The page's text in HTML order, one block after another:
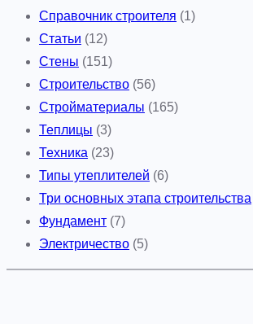
Справочник строителя (1)
Статьи (12)
Стены (151)
Строительство (56)
Стройматериалы (165)
Теплицы (3)
Техника (23)
Типы утеплителей (6)
Три основных этапа строительства
Фундамент (7)
Электричество (5)